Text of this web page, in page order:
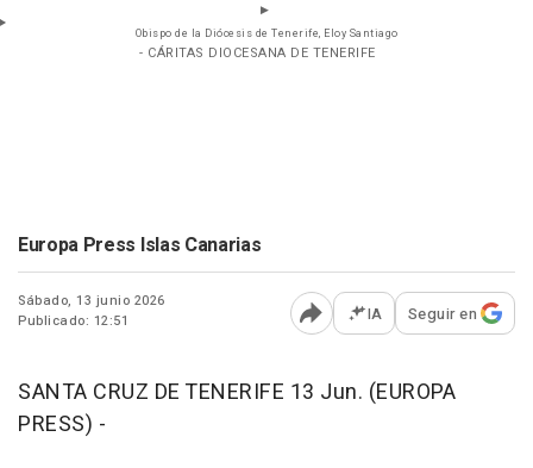
Obispo de la Diócesis de Tenerife, Eloy Santiago
- CÁRITAS DIOCESANA DE TENERIFE
Europa Press Islas Canarias
Sábado, 13 junio 2026
Publicado: 12:51
Abrir opciones para
IA Seguir en
SANTA CRUZ DE TENERIFE 13 Jun. (EUROPA
PRESS) -